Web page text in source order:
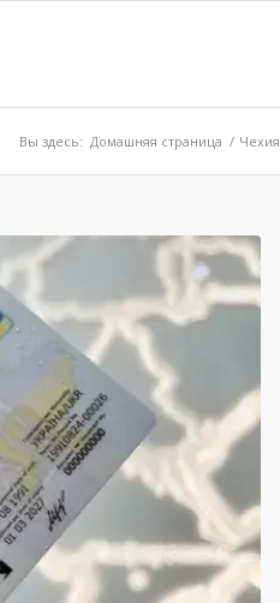
Вы здесь: Домашняя страница / Чехия